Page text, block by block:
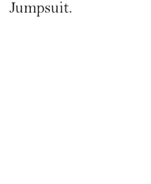
Jumpsuit.